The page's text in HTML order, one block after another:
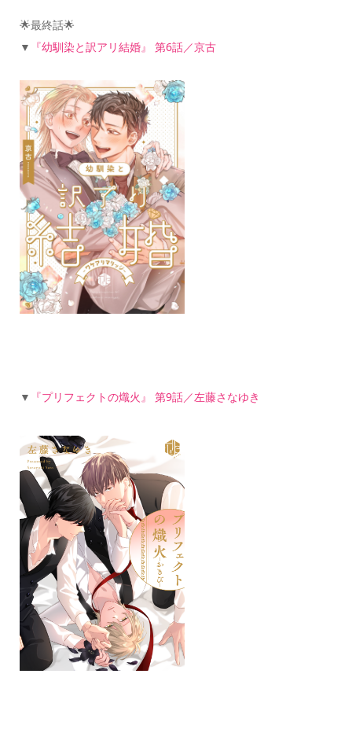
🌟最終話🌟
▼ 『幼馴染と訳アリ結婚』 第6話／京古
▼ 『プリフェクトの熾火』 第9話／左藤さなゆき